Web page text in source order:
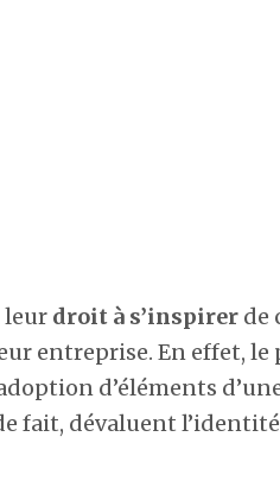
leur droit à s’inspirer de
entreprise. En effet, le
d’éléments
fait, dévaluent